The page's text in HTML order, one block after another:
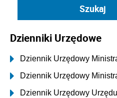
Dzienniki Urzędowe
Dziennik Urzędowy
Dziennik Urzędowy
Dziennik Urzędowy